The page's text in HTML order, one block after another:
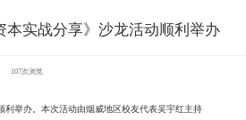
实战分享》沙龙活动顺利举办
107次浏览
举办。本次活动由烟威地区校友代表吴宇红主持